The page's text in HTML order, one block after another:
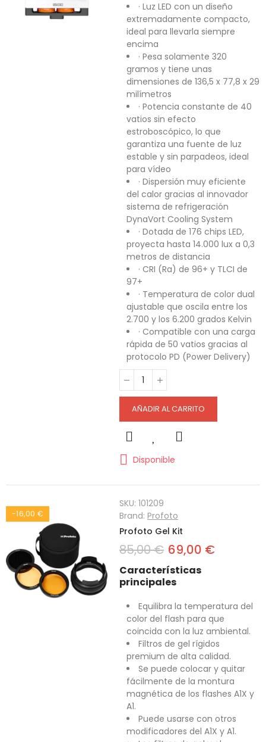
· Luz LED con un diseño
extremadamente compacto,
ideal para llevarla siempre
encima
· Pesa solamente 320
gramos y tiene unas
dimensiones de 136,5 x 77,8 x 29
milímetros
· Potencia constante de 40
vatios sin efecto
estroboscópico, lo que
garantiza una fuente de luz
estable y sin parpadeos, ideal
para vídeo
· Dispersión muy eficiente
del calor gracias al innovador
sistema de refrigeración
DynaVort Cooling System
· Dotada de 176 chips LED,
proyecta hasta 14.000 lux a 0,3
metros de distancia
· CRI (Ra) de 96+ y TLCI de
97+
· Temperatura de color dual
ajustable que oscila entre los
2.700 y los 6.200 grados Kelvin
· Compatible con una carga
rápida de 50 vatios gracias al
protocolo PD (Power Delivery)
AÑADIR AL CARRITO
Disponible
-16,00 €
SKU:101209
Brand:Profoto
Profoto Gel Kit
85,00 € 69,00 €
Características
principales
Equilibra la temperatura del
color del flash para que
coincida con la luz ambiental.
Filtros de gel rígidos
premium de alta calidad.
Se puede colocar y quitar
fácilmente de la montura
magnética de los flashes A1X y
A1.
Puede usarse con otros
modificadores del A1X y A1.